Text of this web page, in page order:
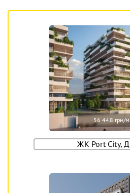
56 448 грн/м
ЖК Port City,